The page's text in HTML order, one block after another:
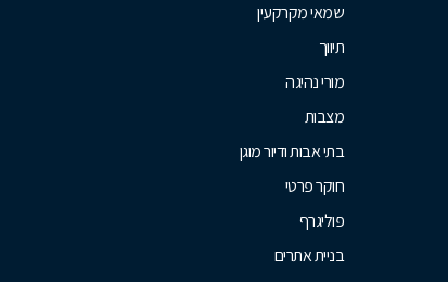
שמאי מקרקעין
תיווך
מורי נהיגה
מצבות
בתי אבות ודיור מוגן
חוקר פרטי
פוליגרף
בניית אתרים